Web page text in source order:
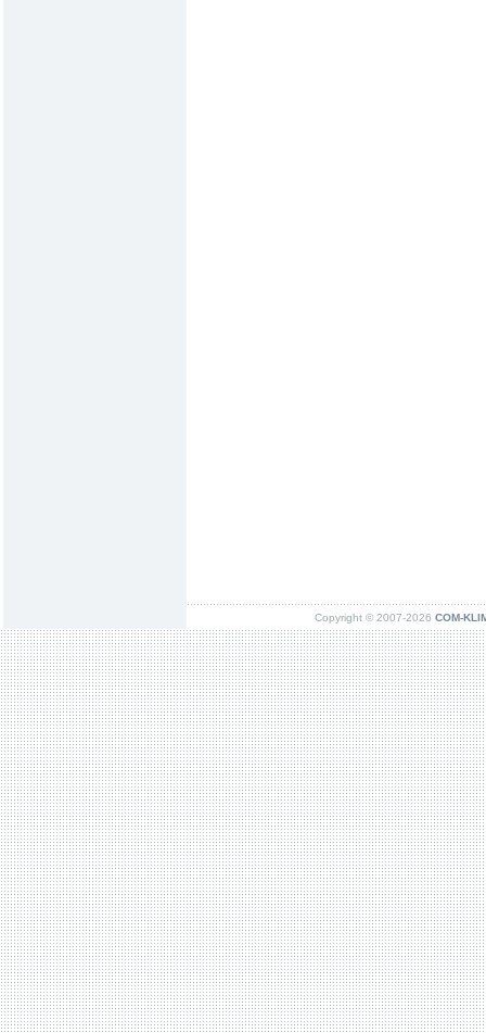
Copyright © 2007-2026 COM-